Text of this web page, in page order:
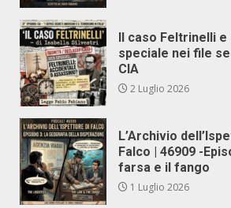
Il caso Feltrinelli e
speciale nei file
CIA
2 Luglio 2026
L’Archivio
Falco | 46909 -
farsa e il fango
1 Luglio 2026